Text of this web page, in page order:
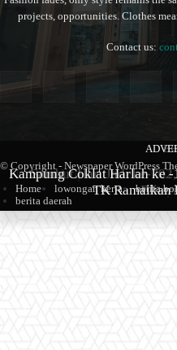
Produk Kopi Premium
Sambut Hari Jadi ke-
Kampung Coklat Harlah ke
TK Ramaikan
projects, opportunities. Clothes
Contact us:
© Copyright - Newspaper WordPress
Home
lowongan kerja berita
berita daerah